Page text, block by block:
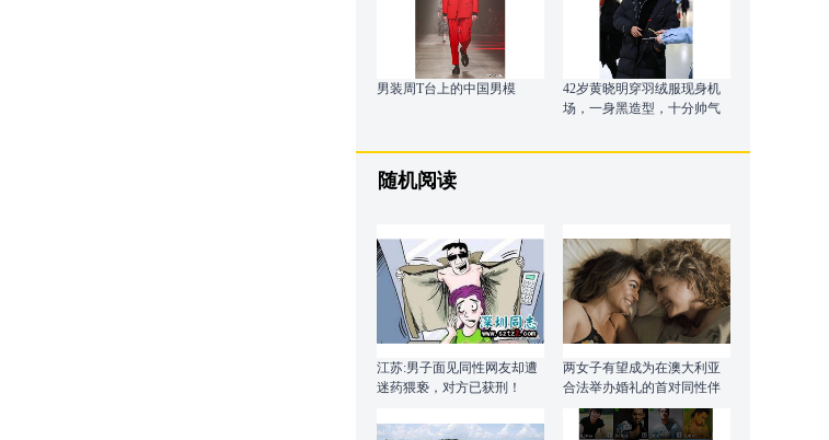
男装周T台上的中国男模
42岁黄晓明穿羽绒服现身机
场，一身黑造型，十分帅气
随机阅读
江苏:男子面见同性网友却遭
迷药猥亵，对方已获刑！
两女子有望成为在澳大利亚
合法举办婚礼的首对同性伴